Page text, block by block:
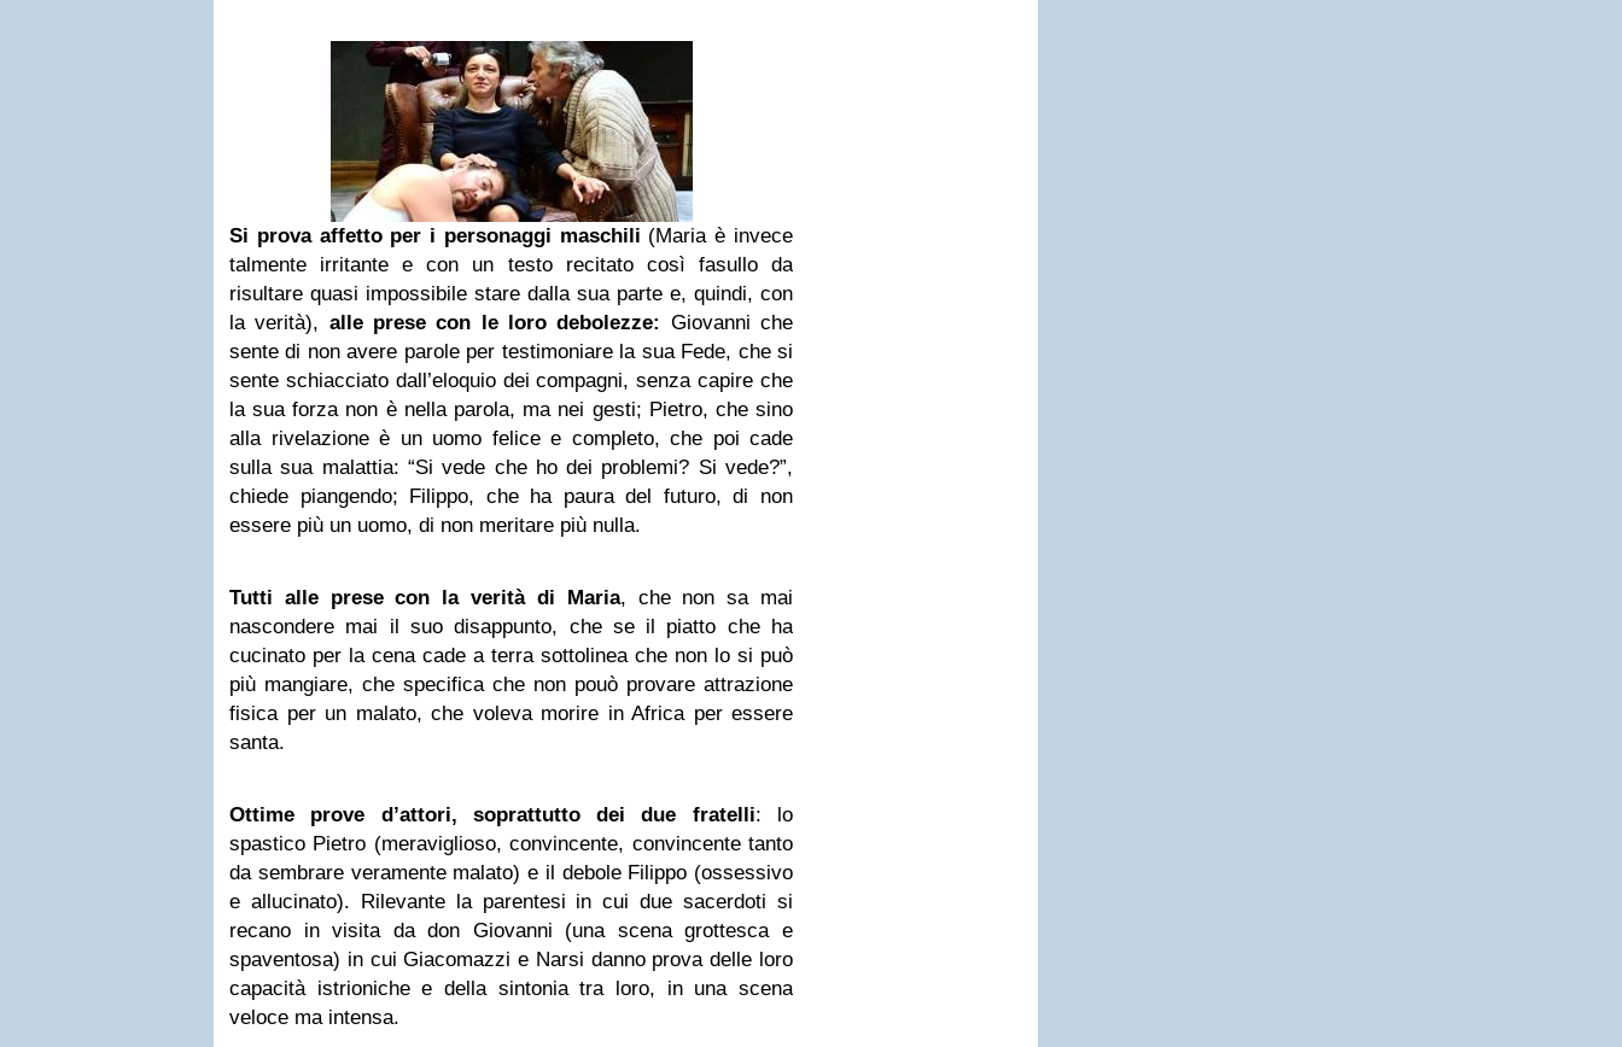
Si prova affetto per i personaggi maschili (Maria è invece
talmente irritante e con un testo recitato così fasullo da
risultare quasi impossibile stare dalla sua parte e, quindi, con
la verità), alle prese con le loro debolezze: Giovanni che
sente di non avere parole per testimoniare la sua Fede, che si
sente schiacciato dall’eloquio dei compagni, senza capire che
la sua forza non è nella parola, ma nei gesti; Pietro, che sino
alla rivelazione è un uomo felice e completo, che poi cade
sulla sua malattia: “Si vede che ho dei problemi? Si vede?”,
chiede piangendo; Filippo, che ha paura del futuro, di non
essere più un uomo, di non meritare più nulla.
Tutti alle prese con la verità di Maria, che non sa mai
nascondere mai il suo disappunto, che se il piatto che ha
cucinato per la cena cade a terra sottolinea che non lo si può
più mangiare, che specifica che non pouò provare attrazione
fisica per un malato, che voleva morire in Africa per essere
santa.
Ottime prove d’attori, soprattutto dei due fratelli: lo
spastico Pietro (meraviglioso, convincente, convincente tanto
da sembrare veramente malato) e il debole Filippo (ossessivo
e allucinato). Rilevante la parentesi in cui due sacerdoti si
recano in visita da don Giovanni (una scena grottesca e
spaventosa) in cui Giacomazzi e Narsi danno prova delle loro
capacità istrioniche e della sintonia tra loro, in una scena
veloce ma intensa.